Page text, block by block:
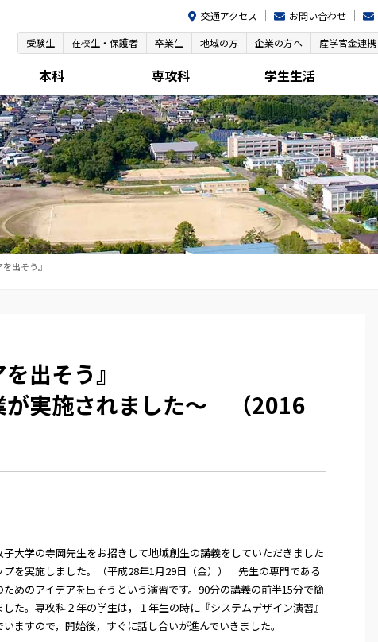
交通アクセス お問い合わせ
受験生 在校生・保護者 卒業生 地域の方 企業の方へ 産学官金連携
本科 専攻科 学生生活
出そう』
出そう』
が実施されました～ （2016
大学の寺岡先生をお招きして地域創生の講義をしていただきました
を実施しました。（平成28年1月29日（金）） 先生の専門である
めのアイデアを出そうという演習です。90分の講義の前半15分で簡
た。専攻科２年の学生は，１年生の時に『システムデザイン演習』
ますので，開始後，すぐに話し合いが進んでいきました。